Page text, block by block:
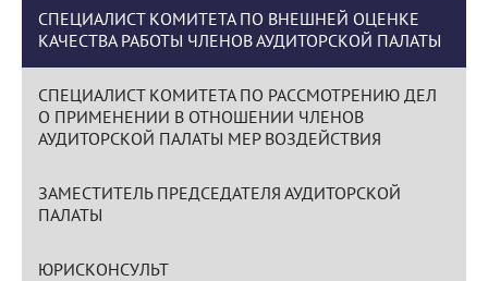
СПЕЦИАЛИСТ КОМИТЕТА ПО ВНЕШНЕЙ ОЦЕНКЕ
КАЧЕСТВА РАБОТЫ ЧЛЕНОВ АУДИТОРСКОЙ ПАЛАТЫ
СПЕЦИАЛИСТ КОМИТЕТА ПО РАССМОТРЕНИЮ ДЕЛ
О ПРИМЕНЕНИИ В ОТНОШЕНИИ ЧЛЕНОВ
АУДИТОРСКОЙ ПАЛАТЫ МЕР ВОЗДЕЙСТВИЯ
ЗАМЕСТИТЕЛЬ ПРЕДСЕДАТЕЛЯ АУДИТОРСКОЙ
ПАЛАТЫ
ЮРИСКОНСУЛЬТ